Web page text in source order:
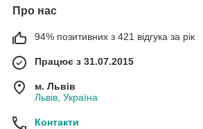
Про нас
94% позитивних з 421 відгука за рік
Працює з 31.07.2015
м. Львів
Львів, Україна
Контакти